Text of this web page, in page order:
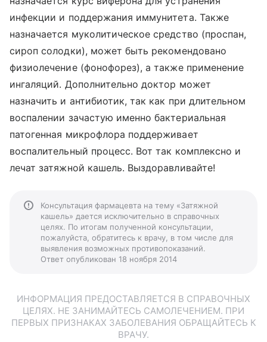
инфекции и поддержания иммунитета. Также
назначается муколитическое средство (проспан,
сироп солодки), может быть рекомендовано
физиолечение (фонофорез), а также применение
ингаляций. Дополнительно доктор может
назначить и антибиотик, так как при длительном
воспалении зачастую именно бактериальная
патогенная микрофлора поддерживает
воспалительный процесс. Вот так комплексно и
лечат затяжной кашель. Выздоравливайте!
Консультация фармацевта на тему «Затяжной
кашель» дается исключительно в справочных
целях. По итогам полученной консультации,
пожалуйста, обратитесь к врачу, в том числе для
выявления возможных противопоказаний.
Ответ опубликован 18 ноября 2014
ИНФОРМАЦИЯ ПРЕДОСТАВЛЯЕТСЯ В СПРАВОЧНЫХ
ЦЕЛЯХ. НЕ ЗАНИМАЙТЕСЬ САМОЛЕЧЕНИЕМ. ПРИ
ПЕРВЫХ ПРИЗНАКАХ ЗАБОЛЕВАНИЯ ОБРАЩАЙТЕСЬ К
ВРАЧУ.